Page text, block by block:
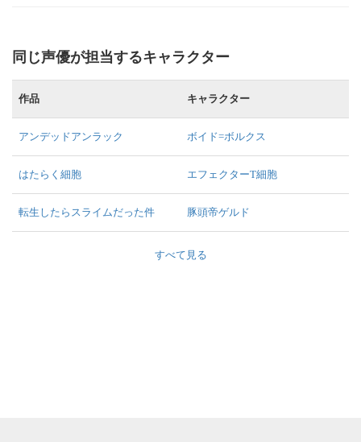
同じ声優が担当するキャラクター
作品 キャラクター
アンデッドアンラック ボイド=ボルクス
はたらく細胞 エフェクターT細胞
転生したらスライムだった件 豚頭帝ゲルド
すべて見る